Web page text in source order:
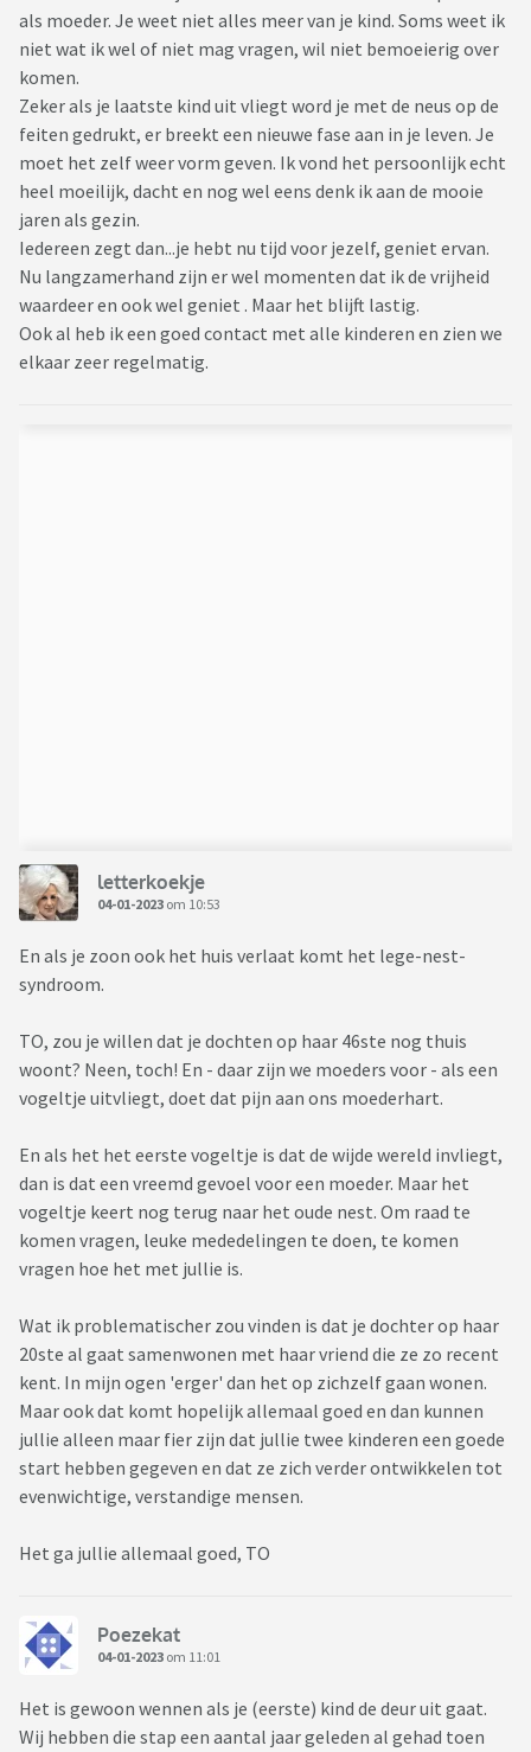
als moeder. Je weet niet alles meer van je kind. Soms weet ik
niet wat ik wel of niet mag vragen, wil niet bemoeierig over
komen.
Zeker als je laatste kind uit vliegt word je met de neus op de
feiten gedrukt, er breekt een nieuwe fase aan in je leven. Je
moet het zelf weer vorm geven. Ik vond het persoonlijk echt
heel moeilijk, dacht en nog wel eens denk ik aan de mooie
jaren als gezin.
Iedereen zegt dan...je hebt nu tijd voor jezelf, geniet ervan.
Nu langzamerhand zijn er wel momenten dat ik de vrijheid
waardeer en ook wel geniet . Maar het blijft lastig.
Ook al heb ik een goed contact met alle kinderen en zien we
elkaar zeer regelmatig.
letterkoekje
04-01-2023 om 10:53
En als je zoon ook het huis verlaat komt het lege-nest-
syndroom.
TO, zou je willen dat je dochten op haar 46ste nog thuis
woont? Neen, toch! En - daar zijn we moeders voor - als een
vogeltje uitvliegt, doet dat pijn aan ons moederhart.
En als het het eerste vogeltje is dat de wijde wereld invliegt,
dan is dat een vreemd gevoel voor een moeder. Maar het
vogeltje keert nog terug naar het oude nest. Om raad te
komen vragen, leuke mededelingen te doen, te komen
vragen hoe het met jullie is.
Wat ik problematischer zou vinden is dat je dochter op haar
20ste al gaat samenwonen met haar vriend die ze zo recent
kent. In mijn ogen 'erger' dan het op zichzelf gaan wonen.
Maar ook dat komt hopelijk allemaal goed en dan kunnen
jullie alleen maar fier zijn dat jullie twee kinderen een goede
start hebben gegeven en dat ze zich verder ontwikkelen tot
evenwichtige, verstandige mensen.
Het ga jullie allemaal goed, TO
Poezekat
04-01-2023 om 11:01
Het is gewoon wennen als je (eerste) kind de deur uit gaat.
Wij hebben die stap een aantal jaar geleden al gehad toen